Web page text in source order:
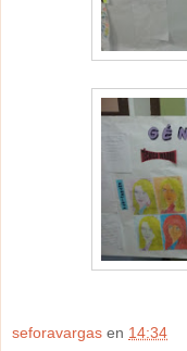
seforavargas en 14:34